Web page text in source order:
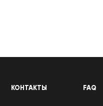
КОНТАКТЫ FAQ